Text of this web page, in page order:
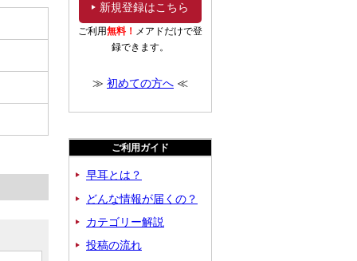
新規登録はこちら
ご利用無料！ メアドだけで登
録できます。
≫ 初めての方へ ≪
ご利用ガイド
早耳とは？
どんな情報が届くの？
カテゴリー解説
投稿の流れ